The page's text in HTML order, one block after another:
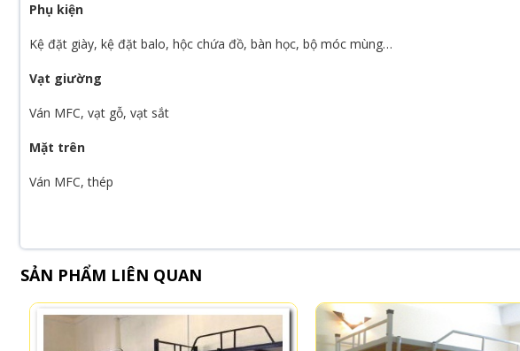
Phụ kiện
Kệ đặt giày, kệ đặt balo, hộc chứa đồ, bàn học, bộ móc mùng…
Vạt giường
Ván MFC, vạt gỗ, vạt sắt
Mặt trên
Ván MFC, thép
SẢN PHẨM LIÊN QUAN